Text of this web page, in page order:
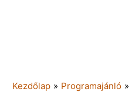
Kezdőlap » Programajánló »